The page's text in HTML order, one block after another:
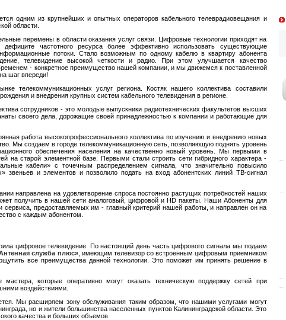
одним из крупнейших и опытных операторов кабельного телеврадиовещания и
области.
перемены в области оказания услуг связи. Цифровые технологии приходят на
частотного ресурса более эффективно использовать существующие
потоки. Стало возможным по одному кабелю в квартиру абонента
телевидение высокой четкости и радио. При этом улучшается качество
- конкретное преимущество нашей компании, и мы движемся к поставленной
шаг впереди!
телекоммуникационных услуг региона. Костяк нашего коллектива составили
и внедрения крупных систем кабельного телевидения в регионе.
сотрудников - это молодые выпускники радиотехнических факультетов высших
своего дела, дорожащие своей принадлежностью к компании и работающие для
работа высокопрофессионального коллектива по изучению и внедрению новых
Мы создаем в городе телекоммуникационную сеть, позволяющую поднять уровень
обеспечения населения на качественно новый уровень. Мы первыми в
на старой элементной базе. Первыми стали строить сети гибридного характера -
кабели» с точечным распределением сигнала, что значительно повысило
звеньев и элементов и позволило подать на вход абонентских линий ТВ-сигнал
направлена на удовлетворение спроса постоянно растущих потребностей наших
получить в нашей сети аналоговый, цифровой и HD пакеты. Наши Абоненты для
сервиса, предоставляемых им - главный критерий нашей работы, и направлен он на
с каждым абонентом.
цифровое телевидение. По настоящий день часть цифрового сигнала мы подаем
служба плюс», имеющим телевизор со встроенным цифровым приемником
все преимущества данной технологии. Это поможет им принять решение в
которые оперативно могут оказать техническую поддержку сетей при
воздействиями.
Мы расширяем зону обслуживания таким образом, что нашими услугами могут
но и жители большинства населенных пунктов Калининградской области. Это
качества и больших объемов.